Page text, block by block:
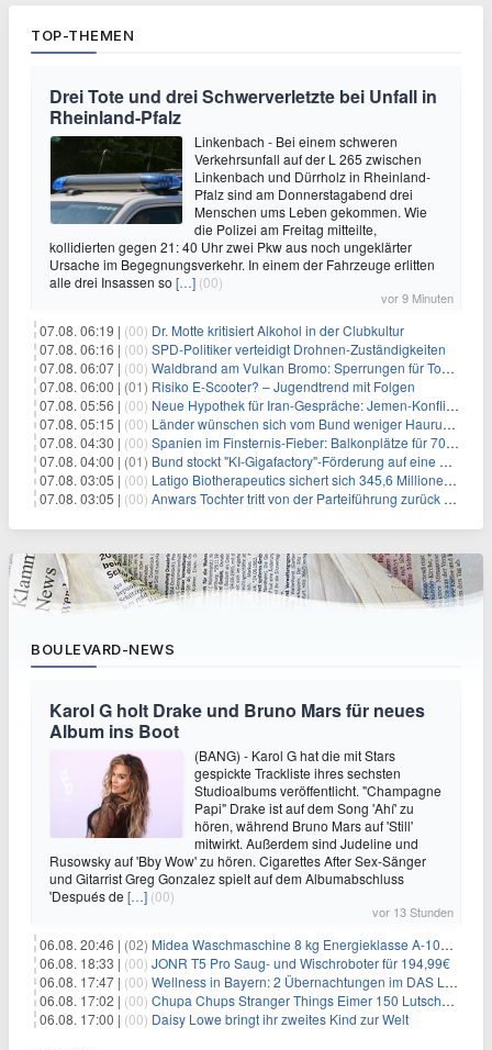
TOP-THEMEN
Drei Tote und drei Schwerverletzte bei Unfall in
Rheinland-Pfalz
Linkenbach - Bei einem schweren
Verkehrsunfall auf der L 265 zwischen
Linkenbach und Dürrholz in Rheinland-
Pfalz sind am Donnerstagabend drei
Menschen ums Leben gekommen. Wie
die Polizei am Freitag mitteilte,
kollidierten gegen 21: 40 Uhr zwei Pkw aus noch ungeklärter
Ursache im Begegnungsverkehr. In einem der Fahrzeuge erlitten
alle drei Insassen so […] (00)
vor 9 Minuten
07.08. 06:19 | (00) Dr. Motte kritisiert Alkohol in der Clubkultur
07.08. 06:16 | (00) SPD-Politiker verteidigt Drohnen-Zuständigkeiten
07.08. 06:07 | (00) Waldbrand am Vulkan Bromo: Sperrungen für Touristen
07.08. 06:00 | (01) Risiko E-Scooter? – Jugendtrend mit Folgen
07.08. 05:56 | (00) Neue Hypothek für Iran-Gespräche: Jemen-Konflikt eskaliert
07.08. 05:15 | (00) Länder wünschen sich vom Bund weniger Hauruck-Gesetzgebung
07.08. 04:30 | (00) Spanien im Finsternis-Fieber: Balkonplätze für 700 Euro
07.08. 04:00 | (01) Bund stockt "KI-Gigafactory"-Förderung auf eine Milliarde Euro auf
07.08. 03:05 | (00) Latigo Biotherapeutics sichert sich 345,6 Millionen Dollar in einer erhöhten IPO und ebnet den Weg für nicht-opioide Schmerztherapie
07.08. 03:05 | (00) Anwars Tochter tritt von der Parteiführung zurück und hebt politische Turbulenzen hervor
BOULEVARD-NEWS
Karol G holt Drake und Bruno Mars für neues
Album ins Boot
(BANG) - Karol G hat die mit Stars
gespickte Trackliste ihres sechsten
Studioalbums veröffentlicht. "Champagne
Papi" Drake ist auf dem Song 'Ahí' zu
hören, während Bruno Mars auf 'Still'
mitwirkt. Außerdem sind Judeline und
Rusowsky auf 'Bby Wow' zu hören. Cigarettes After Sex-Sänger
und Gitarrist Greg Gonzalez spielt auf dem Albumabschluss
'Después de […] (00)
vor 13 Stunden
06.08. 20:46 | (02) Midea Waschmaschine 8 kg Energieklasse A-10% 1400 U/Min für 289,97€
06.08. 18:33 | (00) JONR T5 Pro Saug- und Wischroboter für 194,99€
06.08. 17:47 | (00) Wellness in Bayern: 2 Übernachtungen im DAS LUDWIG Sports Resort inkl. HP + Wellness ab 174€ p.P.
06.08. 17:02 | (00) Chupa Chups Stranger Things Eimer 150 Lutscher für 21,95€
06.08. 17:00 | (00) Daisy Lowe bringt ihr zweites Kind zur Welt